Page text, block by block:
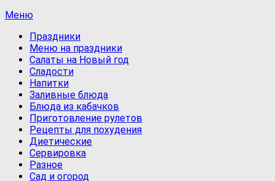
Меню
Праздники
Меню на праздники
Салаты на Новый год
Сладости
Напитки
Заливные блюда
Блюда из кабачков
Приготовление рулетов
Рецепты для похудения
Диетические
Сервировка
Разное
Сад и огород